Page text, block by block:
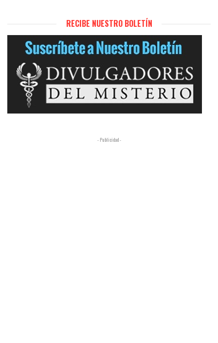
RECIBE NUESTRO BOLETÍN
- Publicidad -